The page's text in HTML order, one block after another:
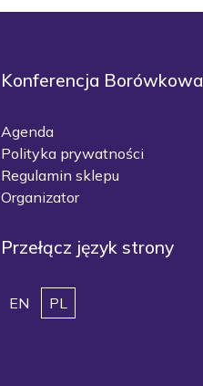
Konferencja Borówkowa
Agenda
Polityka prywatności
Regulamin sklepu
Organizator
Przełącz język strony
EN PL